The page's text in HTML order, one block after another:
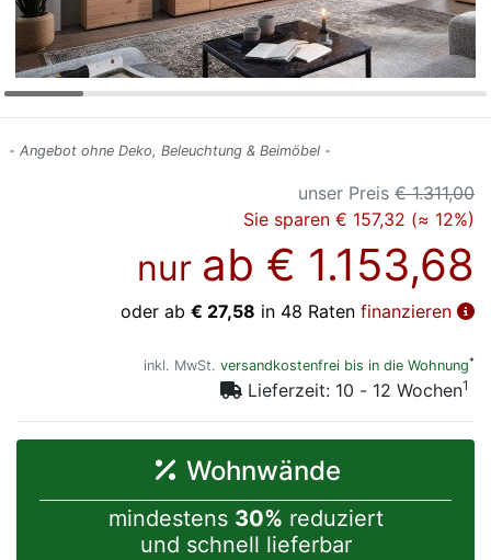
- Angebot ohne Deko, Beleuchtung & Beimöbel -
unser Preis € 1.311,00
Sie sparen € 157,32 (≈ 12%)
nur ab € 1.153,68
oder ab € 27,58 in 48 Raten finanzieren
inkl. MwSt. versandkostenfrei bis in die Wohnung*
Lieferzeit: 10 - 12 Wochen1
Wohnwände
mindestens 30% reduziert
und schnell lieferbar
Markenwelt
Letz-
Deals